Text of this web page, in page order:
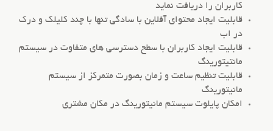
کاربران را دریافت نماید
قابلیت ایجاد محتوای آفلاین با سادگی تنها با چند کلیلک و درک
در اب
قابلیت ایجاد کاربران با سطح دسترسی های متفاوت در سیستم
مانتیتورینگ
قابلیت تنظیم ساعت و زمان بصورت متمرکز از سیستم
مانیتورینگ
امکان پایلوت سیستم مانیتورینگ در مکان مشتری